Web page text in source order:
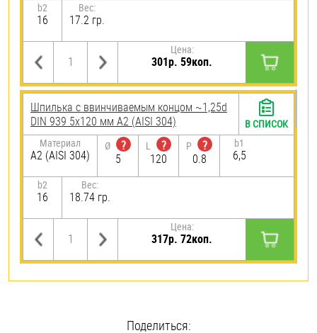
b2
16
Вес:
17.2 гр.
Цена:
301р. 59коп.
Шпилька c ввинчиваемым концом ~1,25d
DIN 939 5х120 мм А2 (AISI 304)
Материал
А2 (AISI 304)
Ø
?
5
L
?
120
P
?
0.8
b1
6,5
b2
16
Вес:
18.74 гр.
Цена:
317р. 72коп.
В СПИСОК
Поделиться: